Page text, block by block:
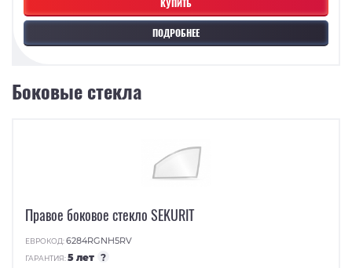
ПОДРОБНЕЕ
Боковые стекла
Правое боковое стекло SEKURIT
ЕВРОКОД:6284RGNH5RV
ГАРАНТИЯ:5 лет ?